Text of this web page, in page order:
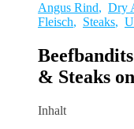
Angus Rind, Dry
Fleisch, Steaks,
& Steaks
Inhalt